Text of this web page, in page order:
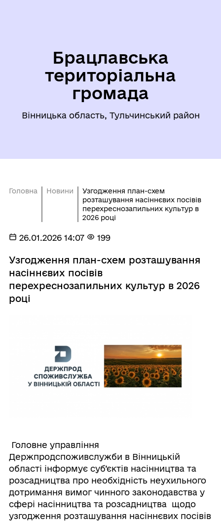
Брацлавська
територіальна
громада
Вінницька область, Тульчинський район
Головна Новини
Узгодження план-схем
розташування насіннєвих посівів
перехреснозапильних культур в
2026 році
26.01.2026 14:07 199
Узгодження план-схем розташування
насіннєвих посівів
перехреснозапильних культур в 2026
році
Головне управління
Держпродспоживслужби в Вінницькій
області інформує суб’єктів насінництва та
розсадництва про необхідність неухильного
дотримання вимог чинного законодавства у
сфері насінництва та розсадництва щодо
узгодження розташування насіннєвих посівів